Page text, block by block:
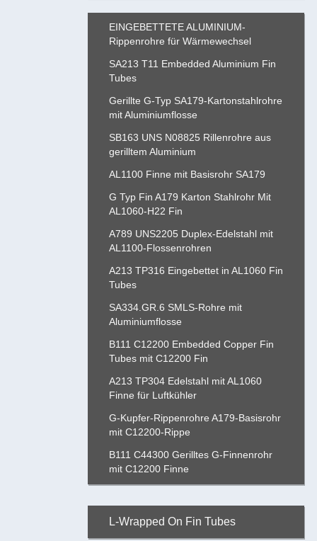
EINGEBETTETE ALUMINIUM-
Rippenrohre für Wärmewechsel
SA213 T11 Embedded Aluminium Fin
Tubes
Gerillte G-Typ SA179-Kartonstahlrohre
mit Aluminiumflosse
SB163 UNS N08825 Rillenrohre aus
gerilltem Aluminium
AL1100 Finne mit Basisrohr SA179
G Typ Fin A179 Karton Stahlrohr Mit
AL1060-H22 Fin
A789 UNS2205 Duplex-Edelstahl mit
AL1100-Flossenrohren
A213 TP316 Eingebettet in AL1060 Fin
Tubes
SA334.GR.6 SMLS-Rohre mit
Aluminiumflosse
B111 C12200 Embedded Copper Fin
Tubes mit C12200 Fin
A213 TP304 Edelstahl mit AL1060
Finne für Luftkühler
G-Kupfer-Rippenrohre A179-Basisrohr
mit C12200-Rippe
B111 C44300 Gerilltes G-Finnenrohr
mit C12200 Finne
L-Wrapped On Fin Tubes